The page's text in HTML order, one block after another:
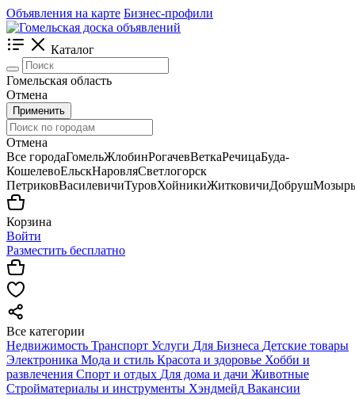
Объявления на карте Бизнес-профили
Каталог
Гомельская область
Отмена
Применить
Отмена
Все городаГомельЖлобинРогачевВеткаРечицаБуда-
КошелевоЕльскНаровляСветлогорск
ПетриковВасилевичиТуровХойникиЖитковичиДобрушМозырь
Корзина
Войти
Разместить бесплатно
Все категории
Недвижимость Транспорт Услуги Для Бизнеса Детские товары
Электроника Мода и стиль Красота и здоровье Хобби и
развлечения Спорт и отдых Для дома и дачи Животные
Стройматериалы и инструменты Хэндмейд Вакансии